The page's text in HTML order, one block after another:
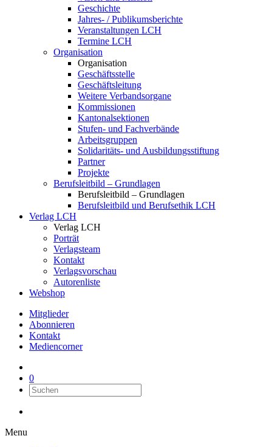
Geschichte
Jahres- / Publikumsberichte
Veranstaltungen LCH
Termine LCH
Organisation
Organisation
Geschäftsstelle
Geschäftsleitung
Weitere Verbandsorgane
Kommissionen
Kantonalsektionen
Stufen- und Fachverbände
Arbeitsgruppen
Solidaritäts- und Ausbildungsstiftung
Partner
Projekte
Berufsleitbild – Grundlagen
Berufsleitbild – Grundlagen
Berufsleitbild und Berufsethik LCH
Verlag LCH
Verlag LCH
Porträt
Verlagsteam
Kontakt
Verlagsvorschau
Autorenliste
Webshop
Mitglieder
Abonnieren
Kontakt
Mediencorner
0
Menu